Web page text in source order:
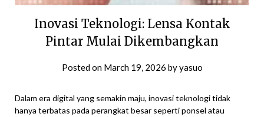
Inovasi Teknologi: Lensa Kontak
Pintar Mulai Dikembangkan
Posted on March 19, 2026 byyasuo
Dalam era digital yang semakin maju, inovasi teknologi tidak
hanya terbatas pada perangkat besar seperti ponsel atau